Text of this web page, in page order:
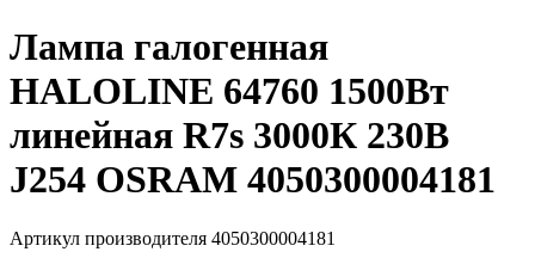
Лампа галогенная
HALOLINE 64760 1500Вт
линейная R7s 3000К 230В
J254 OSRAM 4050300004181
Артикул производителя 4050300004181